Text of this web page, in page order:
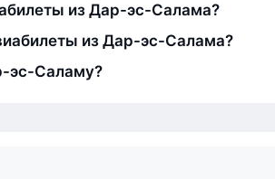
из Дар-эс-Салама?
из Дар-эс-Салама?
эс-Саламу?